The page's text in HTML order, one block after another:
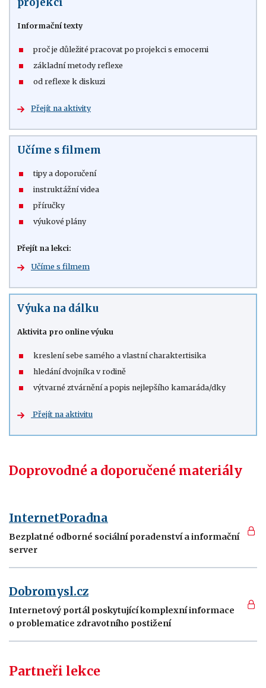
Informační texty
proč je důležité pracovat po projekci s emocemi
základní metody reflexe
od reflexe k diskuzi
Přejít na aktivity
Učíme s filmem
tipy a doporučení
instruktážní videa
příručky
výukové plány
Přejít na lekci:
Učíme s filmem
Výuka na dálku
Aktivita pro online výuku
kreslení sebe samého a vlastní charaktertisika
hledání dvojníka v rodině
výtvarné ztvárnění a popis nejlepšího kamaráda/dky
Přejít na aktivitu
Doprovodné a doporučené materiály
InternetPoradna
Bezplatné odborné sociální poradenství a informační
server
Dobromysl.cz
Internetový portál poskytující komplexní informace
o problematice zdravotního postižení
Partneři lekce